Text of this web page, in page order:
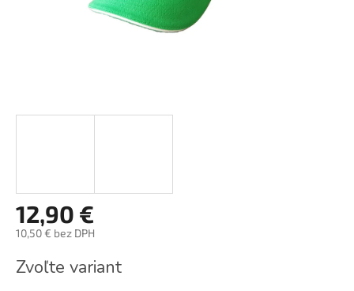
12,90 €
10,50 € bez DPH
cena:
Zvoľte variant